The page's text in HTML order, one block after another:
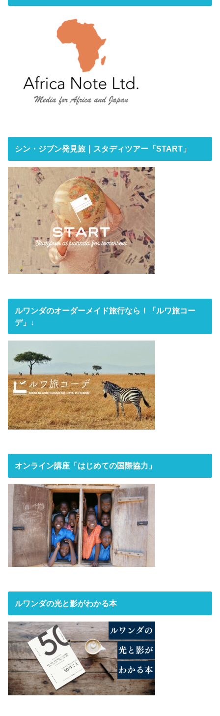
シン・ジブン発見旅｜スタディツアー「START」
ルワンダのオーダーメイド旅行なら！「ルワ旅コー
デ」↓
オンライン講座「はじめての国際協力」
ルワンダの光と影がわかる本